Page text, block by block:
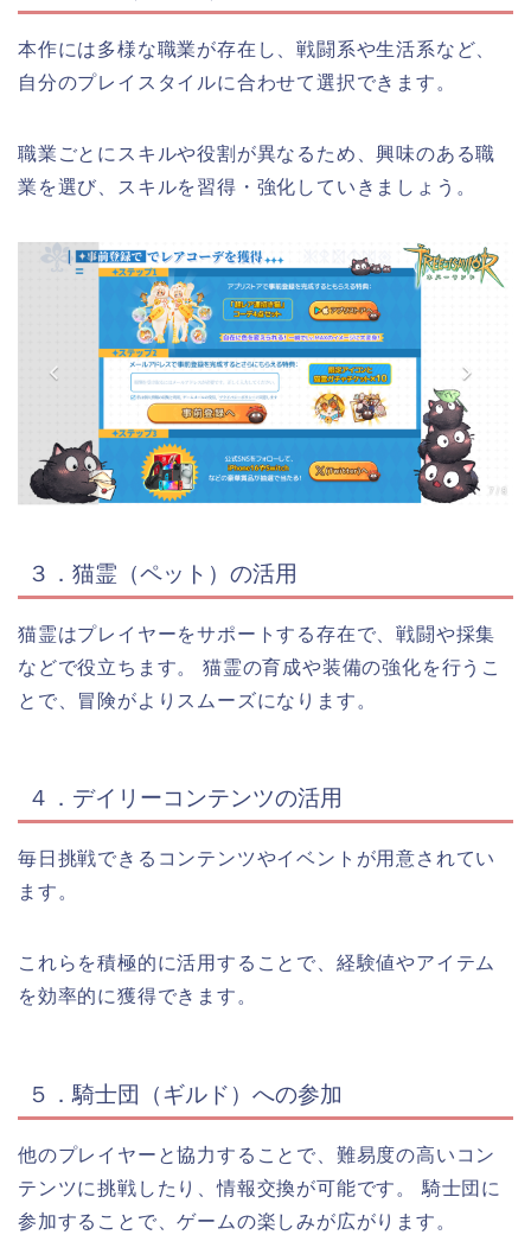
本作には多様な職業が存在し、戦闘系や生活系など、
自分のプレイスタイルに合わせて選択できます。
職業ごとにスキルや役割が異なるため、興味のある職
業を選び、スキルを習得・強化していきましょう。
３．猫霊（ペット）の活用
猫霊はプレイヤーをサポートする存在で、戦闘や採集
などで役立ちます。 猫霊の育成や装備の強化を行うこ
とで、冒険がよりスムーズになります。
４．デイリーコンテンツの活用
毎日挑戦できるコンテンツやイベントが用意されてい
ます。
これらを積極的に活用することで、経験値やアイテム
を効率的に獲得できます。
５．騎士団（ギルド）への参加
他のプレイヤーと協力することで、難易度の高いコン
テンツに挑戦したり、情報交換が可能です。 騎士団に
参加することで、ゲームの楽しみが広がります。